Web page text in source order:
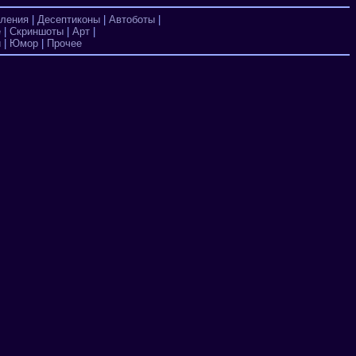
| Десептиконы | Автоботы |
| Скриншоты | Арт |
| Юмор| Прочее